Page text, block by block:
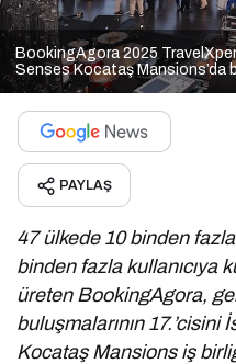
BookingAgora 2025
Senses Kocataş Mansions’da
PAYLAŞ
47 ülkede 10 binden
binden fazla kullanıcıya
üreten BookingAgora,
buluşmalarının 17.’cisini
Kocataş Mansions iş